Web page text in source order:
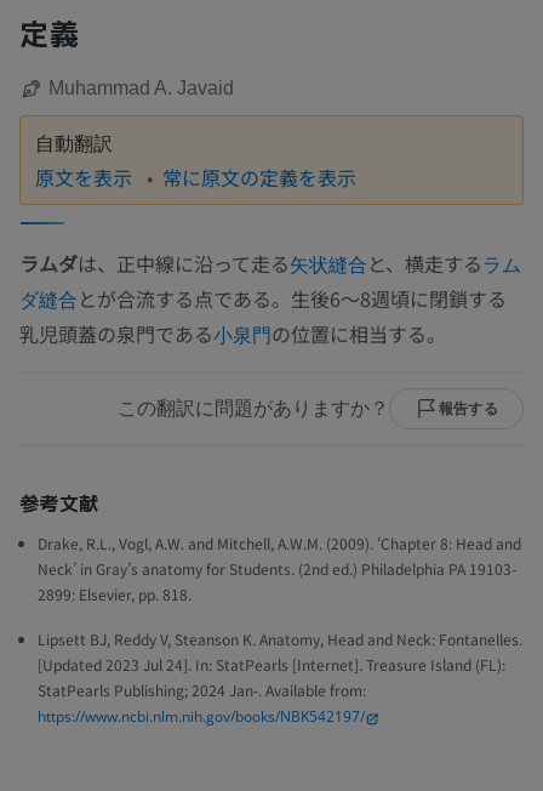
定義
Muhammad A. Javaid
自動翻訳
原文を表示 常に原文の定義を表示
ラムダは、正中線に沿って走る矢状縫合と、横走するラム
ダ縫合とが合流する点である。生後6〜8週頃に閉鎖する
乳児頭蓋の泉門である小泉門の位置に相当する。
この翻訳に問題がありますか？ 報告する
参考文献
Drake, R.L., Vogl, A.W. and Mitchell, A.W.M. (2009). ‘Chapter 8: Head and
Neck’ in Gray’s anatomy for Students. (2nd ed.) Philadelphia PA 19103-
2899: Elsevier, pp. 818.
Lipsett BJ, Reddy V, Steanson K. Anatomy, Head and Neck: Fontanelles.
[Updated 2023 Jul 24]. In: StatPearls [Internet]. Treasure Island (FL):
StatPearls Publishing; 2024 Jan-. Available from:
https://www.ncbi.nlm.nih.gov/books/NBK542197/